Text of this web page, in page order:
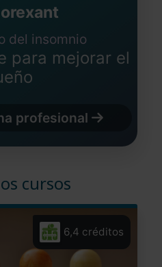
del insomnio
para mejorar el
profesional
cursos
6,4 créditos